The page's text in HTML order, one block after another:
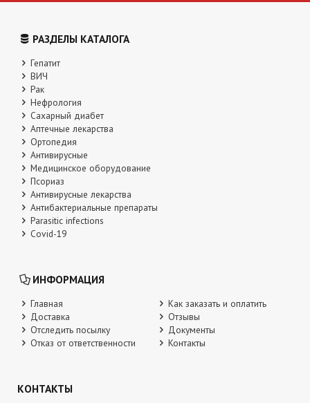
РАЗДЕЛЫ КАТАЛОГА
Гепатит
ВИЧ
Рак
Нефрология
Сахарный диабет
Аптечные лекарства
Ортопедия
Антивирусные
Медицинское оборудование
Псориаз
Антивирусные лекарства
Антибактериальные препараты
Parasitic infections
Covid-19
ИНФОРМАЦИЯ
Главная
Как заказать и оплатить
Доставка
Отзывы
Отследить посылку
Документы
Отказ от ответственности
Контакты
КОНТАКТЫ